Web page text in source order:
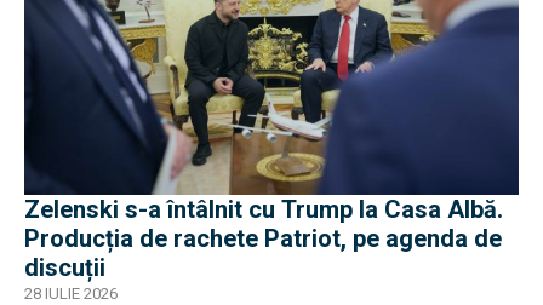
Zelenski s-a întâlnit cu Trump la Casa Albă.
Producția de rachete Patriot, pe agenda de
discuții
28 IULIE 2026